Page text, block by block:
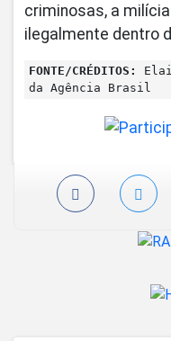
criminosas, a
ilegalmente dentro
FONTE/CRÉDITOS:
da Agência Brasil